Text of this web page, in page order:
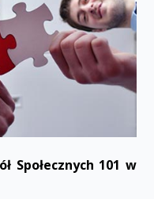
Społecznych 101 w